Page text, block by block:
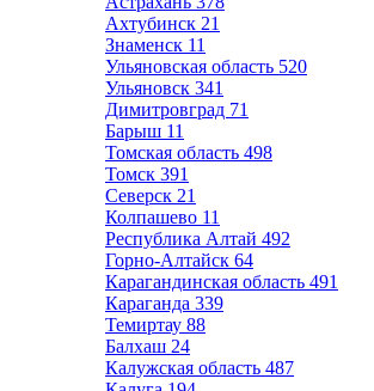
Ахтубинск 21
Знаменск 11
Ульяновская область 520
Ульяновск 341
Димитровград 71
Барыш 11
Томская область 498
Томск 391
Северск 21
Колпашево 11
Республика Алтай 492
Горно-Алтайск 64
Карагандинская область 491
Караганда 339
Темиртау 88
Балхаш 24
Калужская область 487